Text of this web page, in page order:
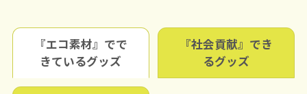
『エコ素材』でで
きているグッズ
『社会貢献』でき
るグッズ